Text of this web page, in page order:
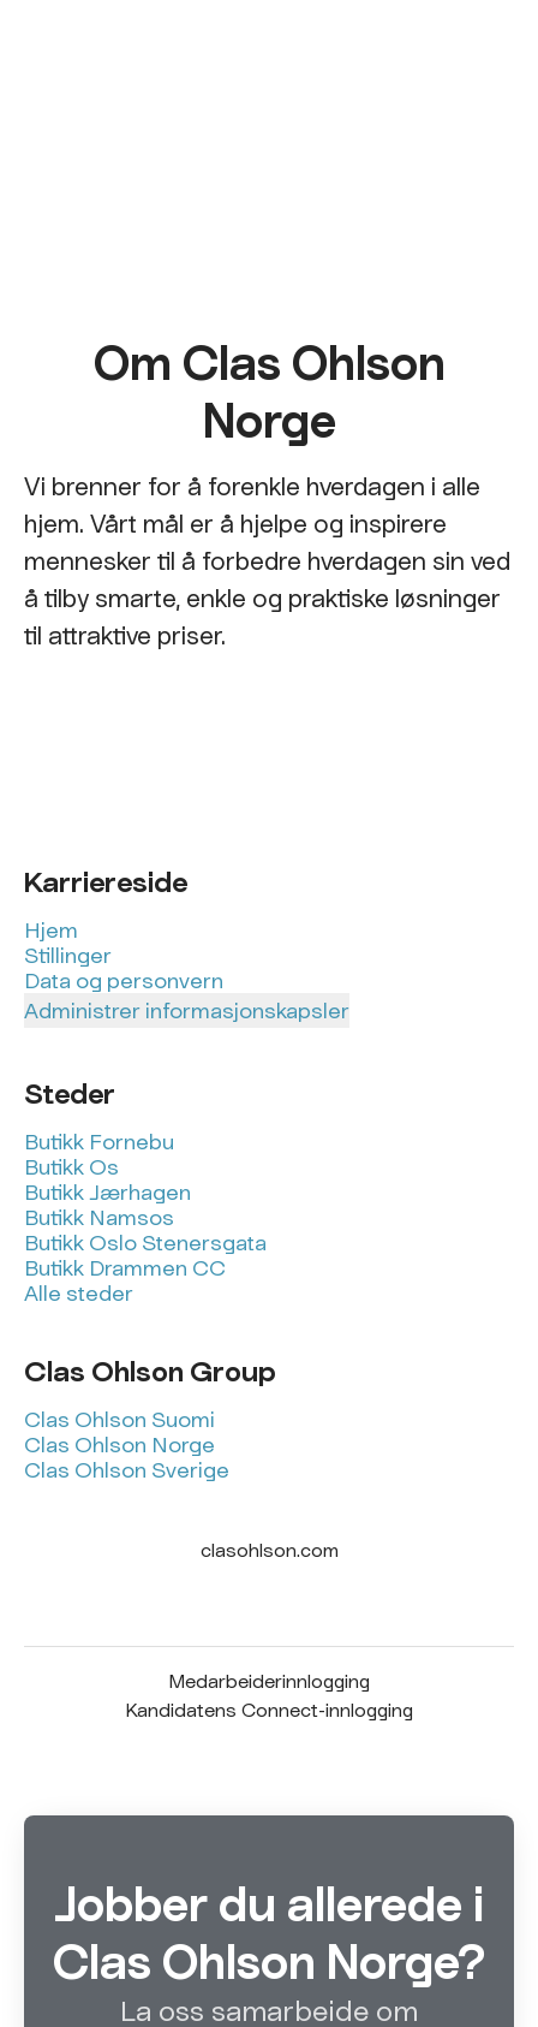
Om Clas Ohlson
Norge
Vi brenner for å forenkle hverdagen i alle
hjem. Vårt mål er å hjelpe og inspirere
mennesker til å forbedre hverdagen sin ved
å tilby smarte, enkle og praktiske løsninger
til attraktive priser.
Karriereside
Hjem
Stillinger
Data og personvern
Administrer informasjonskapsler
Steder
Butikk Fornebu
Butikk Os
Butikk Jærhagen
Butikk Namsos
Butikk Oslo Stenersgata
Butikk Drammen CC
Alle steder
Clas Ohlson Group
Clas Ohlson Suomi
Clas Ohlson Norge
Clas Ohlson Sverige
clasohlson.com
Medarbeiderinnlogging
Kandidatens Connect-innlogging
Jobber du allerede i
Clas Ohlson Norge?
La oss samarbeide om